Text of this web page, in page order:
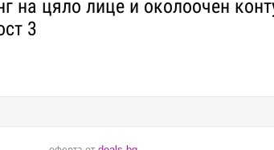
на цяло лице и околоочен
3